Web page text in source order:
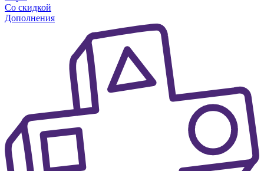
Со скидкой
Дополнения